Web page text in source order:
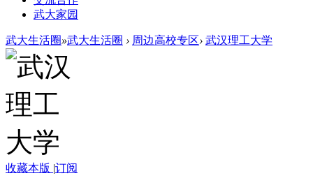
武大家园
武大生活圈»武大生活圈 › 周边高校专区› 武汉理工大学
收藏本版 |订阅